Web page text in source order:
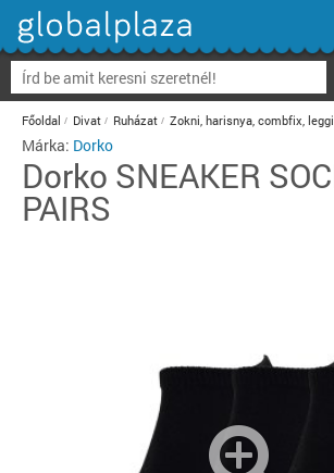
Főoldal Divat Ruházat Zokni, harisnya, combfix,
Márka: Dorko
Dorko SNEAKER
PAIRS